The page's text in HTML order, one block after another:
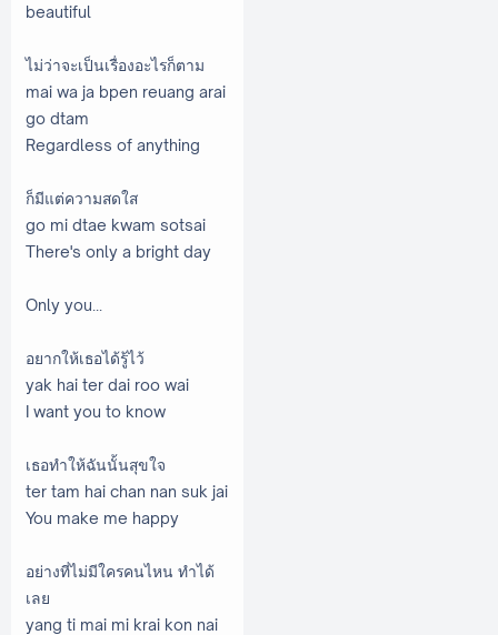
beautiful
ไม่ว่าจะเป็นเรื่องอะไรก็ตาม
mai wa ja bpen reuang arai
go dtam
Regardless of anything
ก็มีแต่ความสดใส
go mi dtae kwam sotsai
There's only a bright day
Only you...
อยากให้เธอได้รู้ไว้
yak hai ter dai roo wai
I want you to know
เธอทำให้ฉันนั้นสุขใจ
ter tam hai chan nan suk jai
You make me happy
อย่างที่ไม่มีใครคนไหน ทำได้
เลย
yang ti mai mi krai kon nai